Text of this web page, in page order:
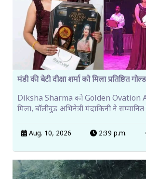
मंडी की बेटी दीक्षा शर्मा को मिला प्रतिष्ठित
Diksha Sharma को Golden Ovation
मिला, बॉलीवुड अभिनेत्री मंदाकिनी ने
Aug. 10, 2026 2:39 p.m.